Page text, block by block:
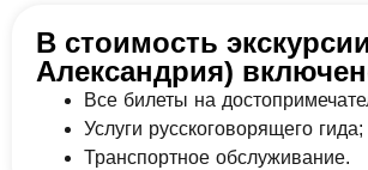
В стоимость
Александрия)
Все билеты на
Услуги русскоговорящего гида;
Транспортное обслуживание.